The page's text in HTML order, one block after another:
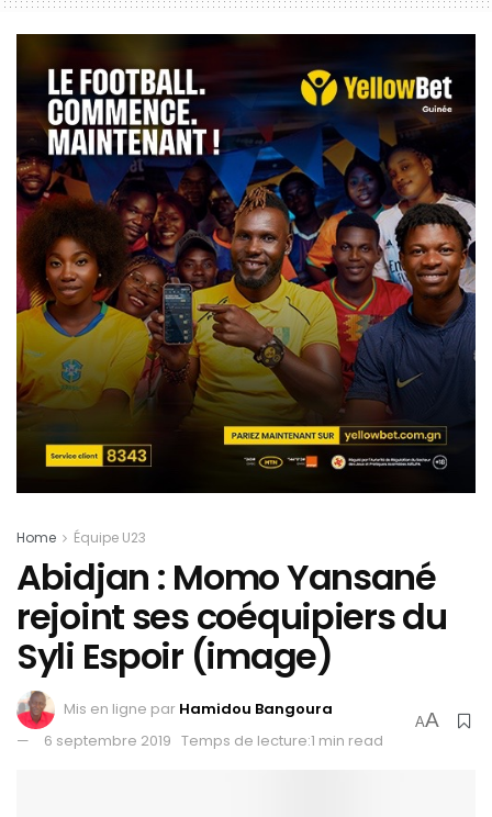
Home Équipe U23
Abidjan : Momo Yansané
rejoint ses coéquipiers du
Syli Espoir (image)
Mis en ligne par Hamidou Bangoura
6 septembre 2019 Temps de lecture:1 min read
AA